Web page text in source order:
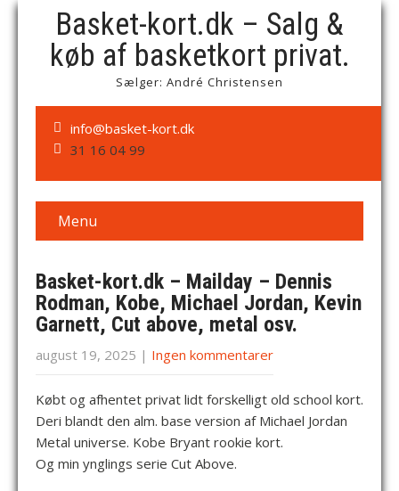
Basket-kort.dk – Salg &
køb af basketkort privat.
Sælger: André Christensen
info@basket-kort.dk
31 16 04 99
Menu
Basket-kort.dk – Mailday – Dennis
Rodman, Kobe, Michael Jordan, Kevin
Garnett, Cut above, metal osv.
august 19, 2025 | Ingen kommentarer
Købt og afhentet privat lidt forskelligt old school kort.
Deri blandt den alm. base version af Michael Jordan
Metal universe. Kobe Bryant rookie kort.
Og min ynglings serie Cut Above.